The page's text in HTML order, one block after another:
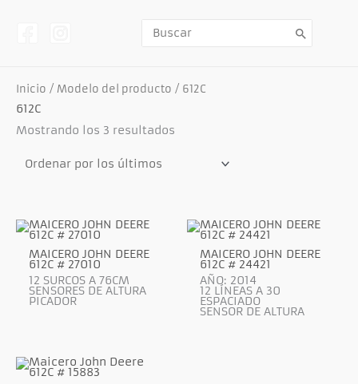
Buscar
por:
Inicio / Modelo del producto / 612C
612C
Mostrando los 3 resultados
MAICERO JOHN DEERE
612C # 27010
12 SURCOS A 76CM
SENSORES DE ALTURA
PICADOR
MAICERO JOHN DEERE
612C # 24421
AÑO: 2014
12 LÍNEAS A 30
ESPACIADO
SENSOR DE ALTURA